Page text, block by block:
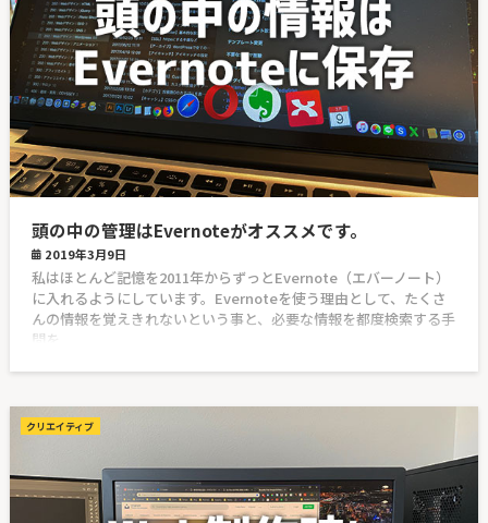
頭の中の管理はEvernoteがオススメです。
2019年3月9日
私はほとんど記憶を2011年からずっとEvernote（エバーノート）
に入れるようにしています。Evernoteを使う理由として、たくさ
んの情報を覚えきれないという事と、必要な情報を都度検索する手
間を
クリエイティブ